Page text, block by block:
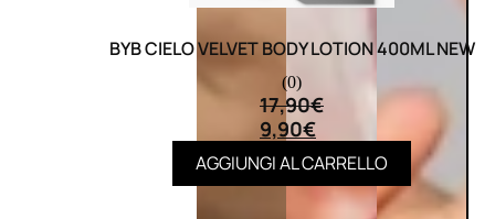
BYB CIELO VELVET BODY LOTION 400ML NEW
(0)
17,90€
9,90€
AGGIUNGI AL CARRELLO